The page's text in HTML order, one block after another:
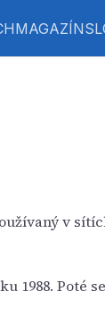
MAGAZÍN
v
1988. Poté se